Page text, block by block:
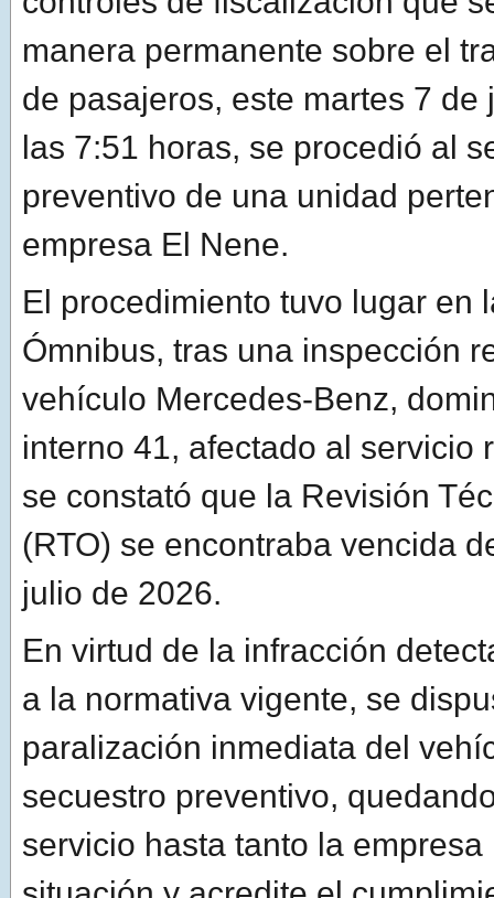
manera permanente sobre el
de pasajeros, este martes 7 de
las 7:51 horas, se procedió al
preventivo de una unidad
empresa El Nene.
El procedimiento tuvo lugar en
Ómnibus, tras una inspección
vehículo Mercedes-Benz,
interno 41, afectado al servicio
se constató que la Revisión
(RTO) se encontraba vencida
julio de 2026.
En virtud de la infracción
a la normativa vigente, se
paralización inmediata del
secuestro preventivo,
servicio hasta tanto la